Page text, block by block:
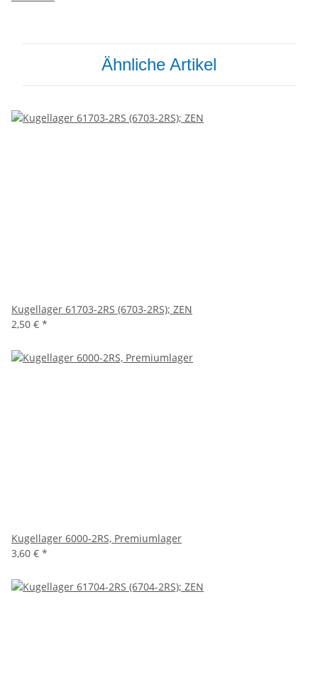
Ähnliche Artikel
Kugellager 61703-2RS (6703-2RS); ZEN
2,50 € *
Kugellager 6000-2RS, Premiumlager
3,60 € *